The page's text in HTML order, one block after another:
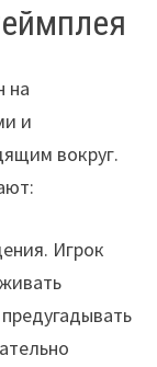
на
и
вокруг.
Игрок